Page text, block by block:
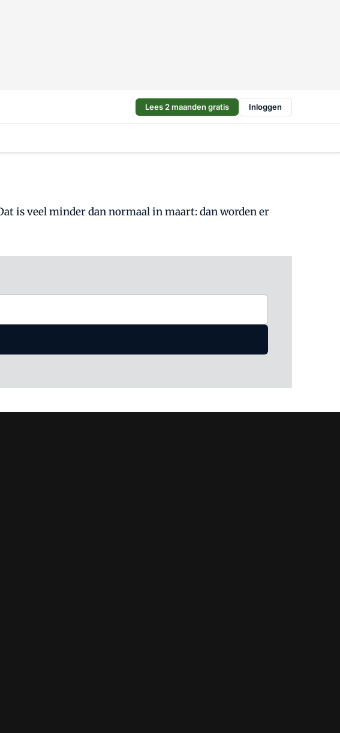
Lees 2 maanden gratis Inloggen
is veel minder dan normaal in maart: dan worden er